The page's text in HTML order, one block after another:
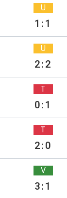
U
1:1
U
2:2
T
0:1
T
2:0
V
3:1